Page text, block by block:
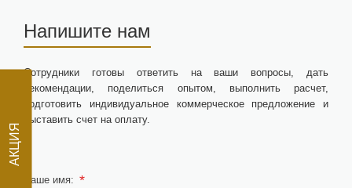
АКЦИЯ
Напишите нам
Сотрудники готовы ответить на ваши вопросы, дать
рекомендации, поделиться опытом, выполнить расчет,
подготовить индивидуальное коммерческое предложение и
выставить счет на оплату.
Ваше имя: *